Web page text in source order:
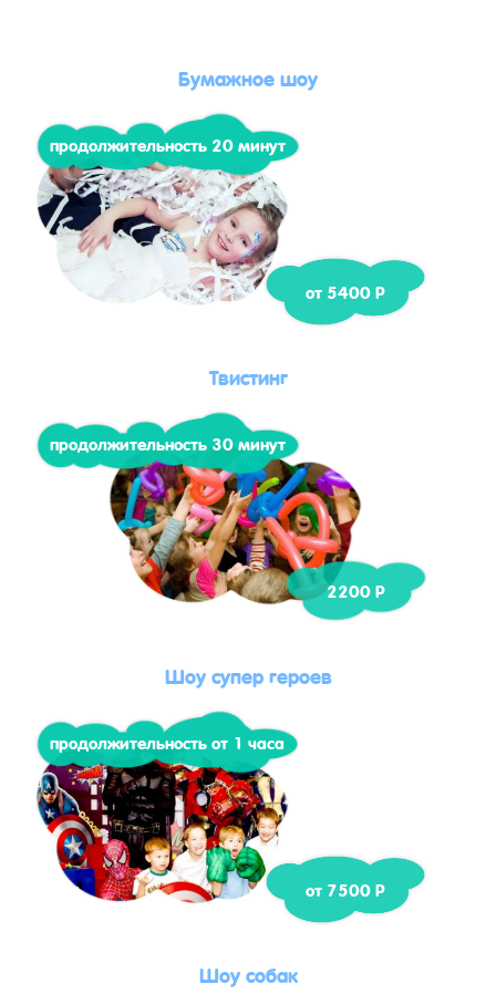
Бумажное шоу
продолжительность 20 минут
от 5400 Р
Твистинг
продолжительность 30 минут
2200 Р
Шоу супер героев
продолжительность от 1 часа
от 7500 Р
Шоу собак